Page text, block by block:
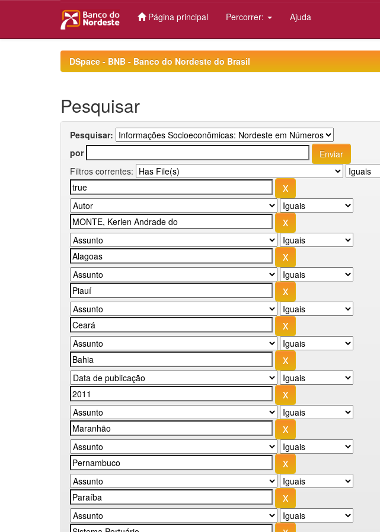
Página principal Percorrer: Ajuda
DSpace - BNB - Banco do Nordeste do Brasil
Pesquisar
Pesquisar:
por
Filtros correntes: